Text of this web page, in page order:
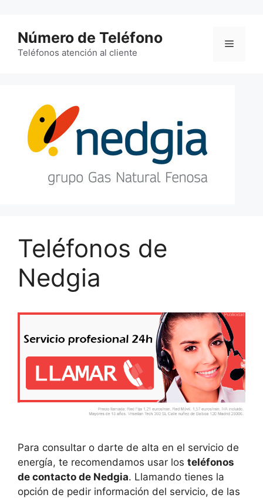
contenido
Número de Teléfono
Teléfonos atención al cliente
Menú
Teléfonos de
Nedgia
Para consultar o darte de alta en el servicio de
energía, te recomendamos usar los teléfonos
de contacto de Nedgia. Llamando tienes la
opción de pedir información del servicio, de las